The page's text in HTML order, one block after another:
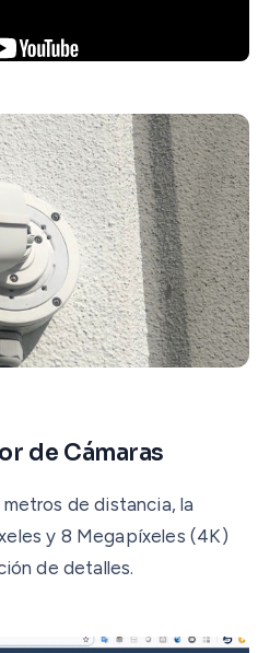
de Cámaras
de distancia, la
y 8 Megapíxeles (4K)
de detalles.